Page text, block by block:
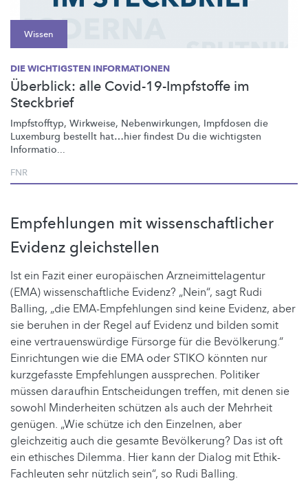
Wissen
DIE WICHTIGSTEN INFORMATIONEN
Überblick: alle Covid-19-Impfstoffe im
Steckbrief
Impfstofftyp, Wirkweise, Nebenwirkungen, Impfdosen die
Luxemburg bestellt hat…hier findest Du die wichtigsten
Informatio...
FNR
Empfehlungen mit wissenschaftlicher
Evidenz gleichstellen
Ist ein Fazit einer europäischen Arzneimittelagentur
(EMA) wissenschaftliche Evidenz? „Nein“, sagt Rudi
Balling, „die EMA-Empfehlungen sind keine Evidenz, aber
sie beruhen in der Regel auf Evidenz und bilden somit
eine vertrauenswürdige Fürsorge für die Bevölkerung.“
Einrichtungen wie die EMA oder STIKO könnten nur
kurzgefasste Empfehlungen aussprechen. Politiker
müssen daraufhin Entscheidungen treffen, mit denen sie
sowohl Minderheiten schützen als auch der Mehrheit
genügen. „Wie schütze ich den Einzelnen, aber
gleichzeitig auch die gesamte Bevölkerung? Das ist oft
ein ethisches Dilemma. Hier kann der Dialog mit Ethik-
Fachleuten sehr nützlich sein“, so Rudi Balling.